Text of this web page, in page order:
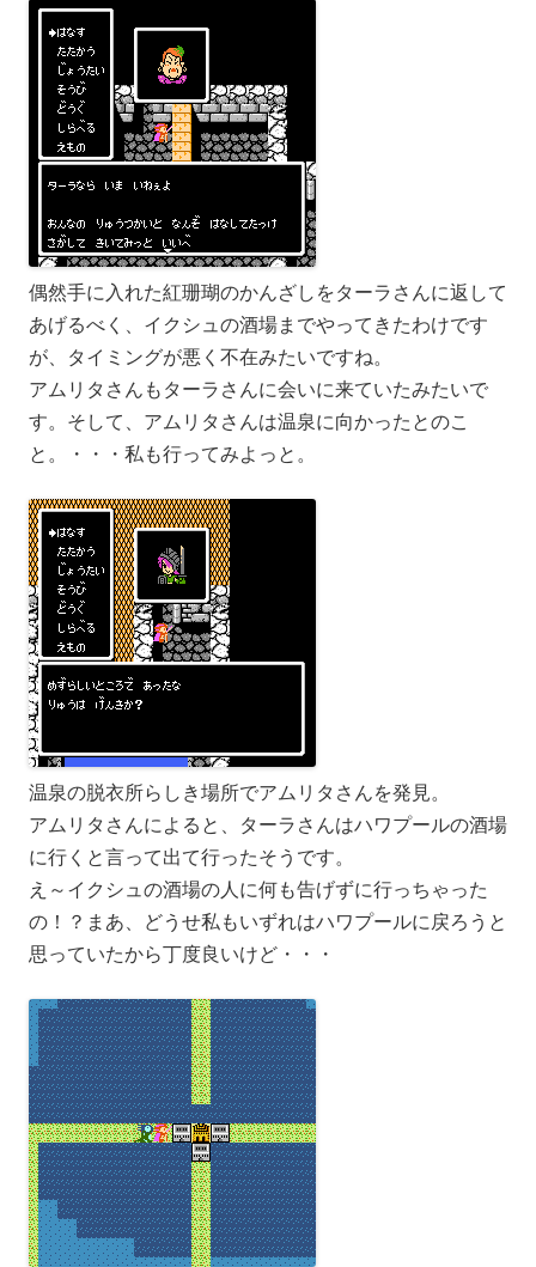
偶然手に入れた紅珊瑚のかんざしをターラさんに返して
あげるべく、イクシュの酒場までやってきたわけです
が、タイミングが悪く不在みたいですね。
アムリタさんもターラさんに会いに来ていたみたいで
す。そして、アムリタさんは温泉に向かったとのこ
と。・・・私も行ってみよっと。
温泉の脱衣所らしき場所でアムリタさんを発見。
アムリタさんによると、ターラさんはハワプールの酒場
に行くと言って出て行ったそうです。
え～イクシュの酒場の人に何も告げずに行っちゃった
の！？まあ、どうせ私もいずれはハワプールに戻ろうと
思っていたから丁度良いけど・・・